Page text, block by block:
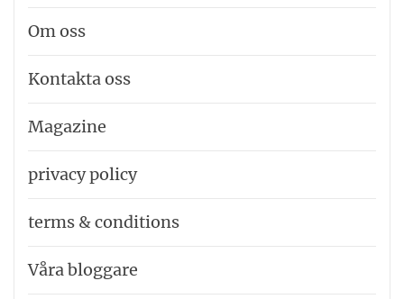
Om oss
Kontakta oss
Magazine
privacy policy
terms & conditions
Våra bloggare